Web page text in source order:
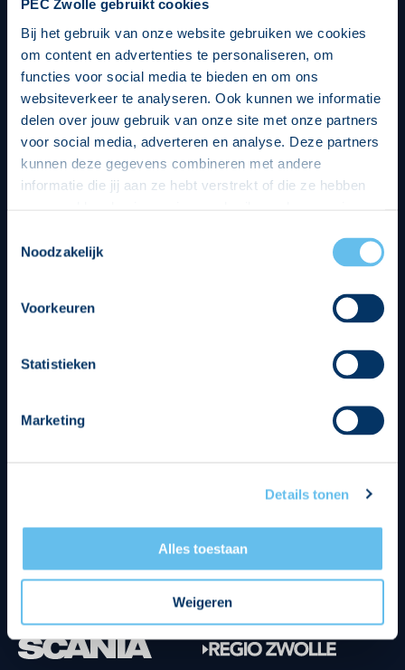
PEC Zwolle gebruikt cookies
Bij het gebruik van onze website gebruiken we cookies
om content en advertenties te personaliseren, om
functies voor social media te bieden en om ons
websiteverkeer te analyseren. Ook kunnen we informatie
delen over jouw gebruik van onze site met onze partners
voor social media, adverteren en analyse. Deze partners
kunnen deze gegevens combineren met andere
informatie die jij aan ze hebt verstrekt of die ze hebben
op een veilige en integere wijze. Je kunt je toestemming
beheren op de privacy- en cookieverklaring pagina.
Noodzakelijk
Voorkeuren
Statistieken
Marketing
Details tonen
Alles toestaan
Weigeren